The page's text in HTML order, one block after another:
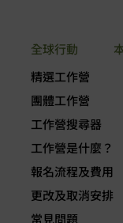
全球行動
精選工作營
團體工作營
工作營搜尋器
工作營是什麼？
報名流程及費用
更改及取消安排
常見問題